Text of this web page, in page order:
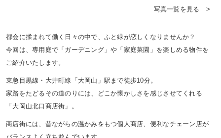
写真一覧を見る >
都会に揉まれて働く日々の中で、ふと緑が恋しくなりませんか？
今回は、専用庭で「ガーデニング」や「家庭菜園」を楽しめる物件を
ご紹介いたします。
東急目黒線・大井町線「大岡山」駅まで徒歩10分。
家路をたどるその道のりには、どこか懐かしさを感じさせてくれる
「大岡山北口商店街」。
商店街には、昔ながらの温かみをもつ個人商店、便利なチェーン店が